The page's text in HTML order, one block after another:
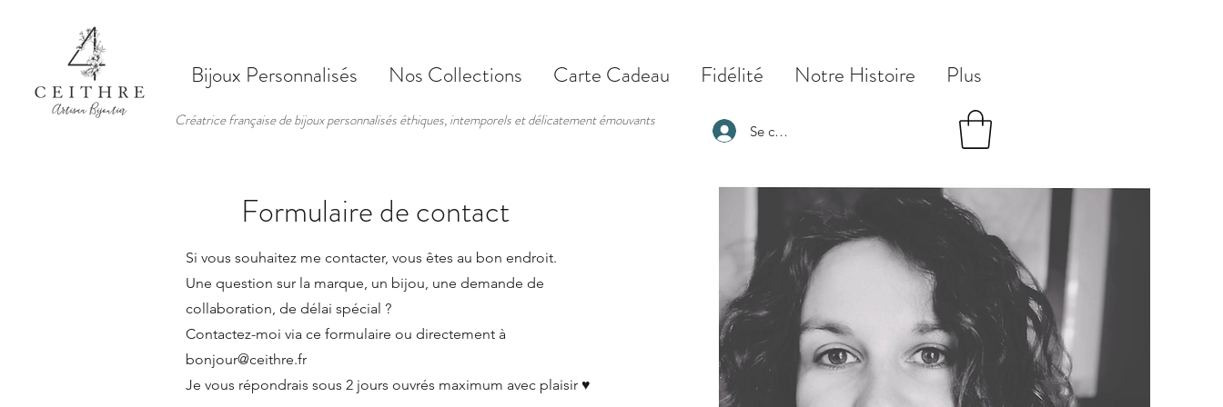
Bijoux Personnalisés Nos Collections Carte Cadeau Fidélité Notre Histoire Plus
Créatrice française de bijoux personnalisés éthiques, intemporels et délicatement émouvants
Se connecter
Formulaire de contact
Si vous souhaitez me contacter, vous êtes au bon endroit.
Une question sur la marque, un bijou, une demande de
collaboration, de délai spécial ?
Contactez-moi via ce formulaire ou directement à
bonjour@ceithre.fr
Je vous répondrais sous 2 jours ouvrés maximum avec plaisir ♥